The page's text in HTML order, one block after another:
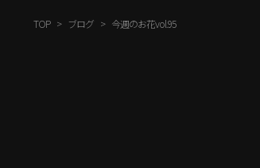
TOP ブログ 今週のお花vol.95